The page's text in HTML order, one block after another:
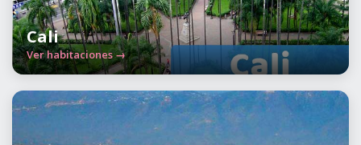
Cali
Ver habitaciones →